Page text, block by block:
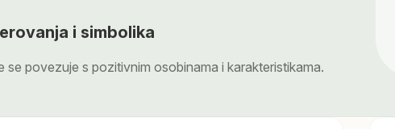
i simbolika
se povezuje s pozitivnim osobinama i karakteristikama.